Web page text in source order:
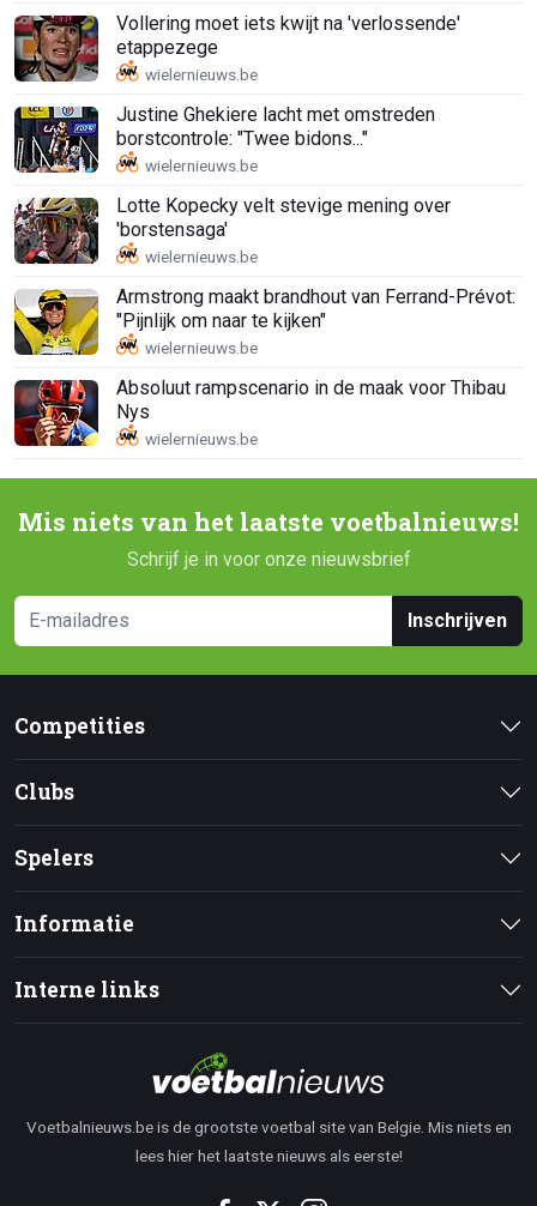
Vollering moet iets kwijt na 'verlossende'
etappezege
Justine Ghekiere lacht met omstreden
borstcontrole: "Twee bidons..."
Lotte Kopecky velt stevige mening over
'borstensaga'
Armstrong maakt brandhout van Ferrand-Prévot:
"Pijnlijk om naar te kijken"
Absoluut rampscenario in de maak voor Thibau
Nys
Mis niets van het laatste voetbalnieuws!
Schrijf je in voor onze nieuwsbrief
Inschrijven
Competities
Clubs
Spelers
Informatie
Interne links
Voetbalnieuws.be is de grootste voetbal site van Belgie. Mis niets en
lees hier het laatste nieuws als eerste!